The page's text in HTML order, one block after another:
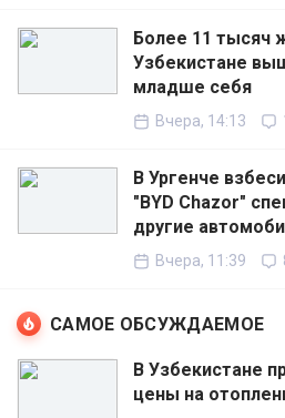
Более 11 тысяч
Узбекистане
младше себя
Вчера, 14:13
В Ургенче
"BYD Chazor"
другие
Вчера, 11:39
САМОЕ ОБСУЖДАЕМОЕ
В Узбекистане
цены на